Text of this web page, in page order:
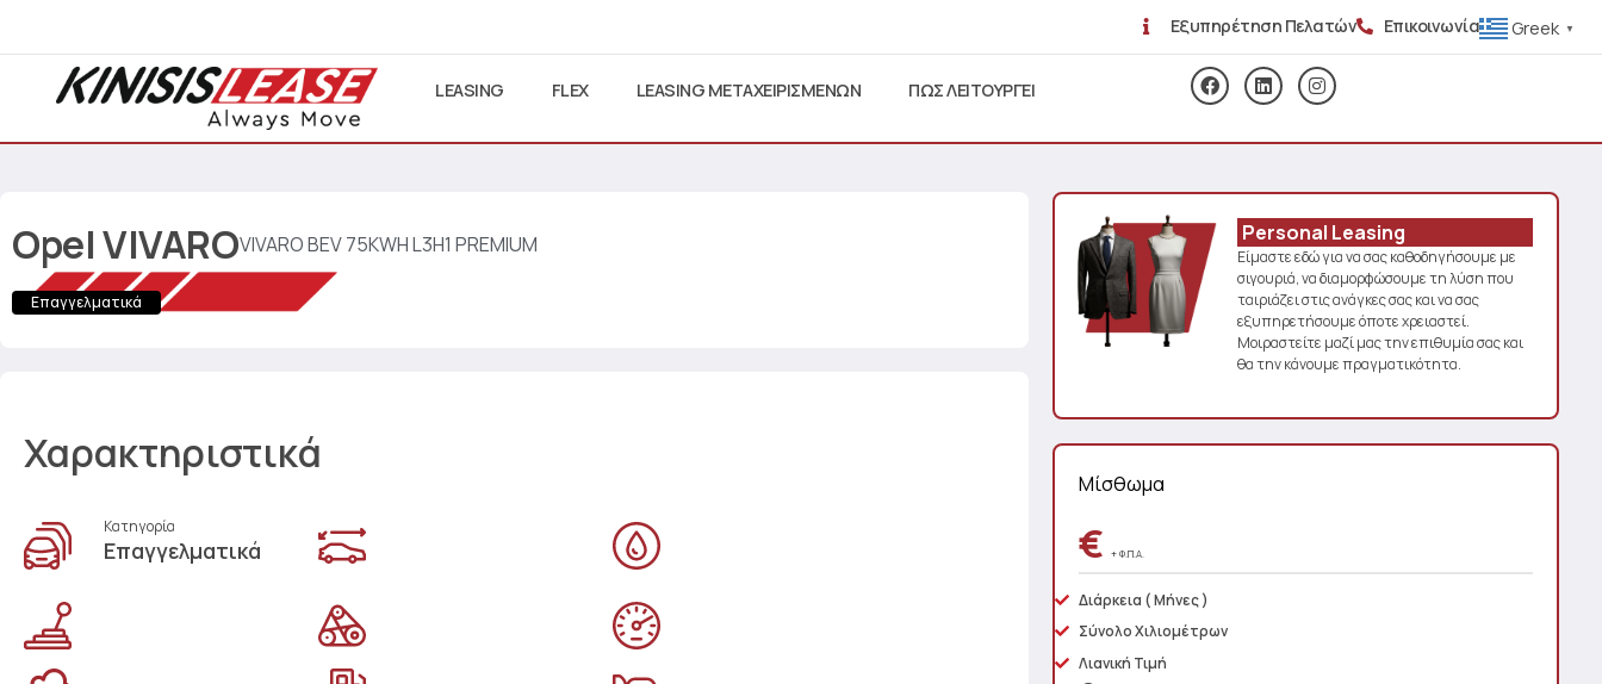
Εξυπηρέτηση Πελατών Επικοινωνία Greek ▼
LEASING FLEX LEASING ΜΕΤΑΧΕΙΡΙΣΜΕΝΩΝ ΠΩΣ ΛΕΙΤΟΥΡΓΕΙ
OpelVIVAROVIVARO BEV 75KWH L3H1 PREMIUM
Επαγγελματικά
Χαρακτηριστικά
Κατηγορία
Επαγγελματικά
Personal Leasing
Είμαστε εδώ για να σας καθοδηγήσουμε με
σιγουριά, να διαμορφώσουμε τη λύση που
ταιριάζει στις ανάγκες σας και να σας
εξυπηρετήσουμε όποτε χρειαστεί.
Μοιραστείτε μαζί μας την επιθυμία σας και
θα την κάνουμε πραγματικότητα.
Μίσθωμα
€+ Φ.Π.Α.
Διάρκεια ( Μήνες )
Σύνολο Χιλιομέτρων
Λιανική Τιμή